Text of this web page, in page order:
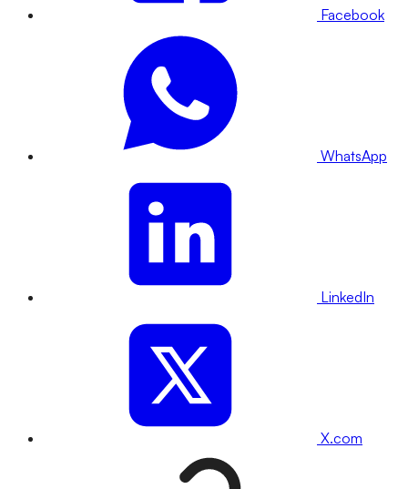
Facebook
WhatsApp
LinkedIn
X.com